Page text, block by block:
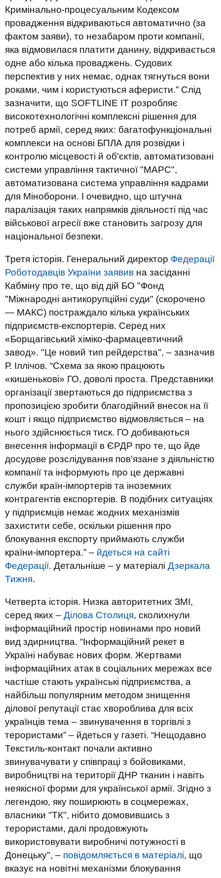
Кримінально-процесуальним Кодексом
провадження відкриваються автоматично (за
фактом заяви), то незабаром проти компанії,
яка відмовилася платити данину, відкривається
одне або кілька проваджень. Судових
перспектив у них немає, однак тягнуться вони
роками, чим і користуються аферисти.” Слід
зазначити, що SOFTLINE IT розробляє
високотехнологічні комплексні рішення для
потреб армії, серед яких: багатофункціональні
комплекси на основі БПЛА для розвідки і
контролю місцевості й об'єктів, автоматизовані
системи управління тактичної "МАРС",
автоматизована система управління кадрами
для Міноборони. І очевидно, що штучна
паралізація таких напрямків діяльності під час
військової агресії вже становить загрозу для
національної безпеки.
Третя історія. Генеральний директор Федерації
Роботодавців України заявив на засіданні
Кабміну про те, що від дій БО "Фонд
"Міжнародні антикорупційні суди" (скорочено
— МАКС) постраждало кілька українських
підприємств-експортерів. Серед них
«Борщагівський хіміко-фармацевтичний
завод». "Це новий тип рейдерства", – зазначив
Р. Іллічов. “Схема за якою працюють
«кишенькові» ГО, доволі проста. Представники
організації звертаються до підприємства з
пропозицією зробити благодійний внесок на її
кошт і якщо підприємство відмовляється – на
нього здійснюється тиск. ГО добиваються
внесення інформації в ЄРДР про те, що йде
досудове розслідування пов'язане з діяльністю
компанії та інформують про це державні
служби країн-імпортерів та іноземних
контрагентів експортерів. В подібних ситуаціях
у підприємців немає жодних механізмів
захистити себе, оскільки рішення про
блокування експорту приймають служби
країни-імпортера.” – йдеться на сайті
Федерації. Детальніше – у матеріалі Дзеркала
Тижня.
Четверта історія. Низка авторитетних ЗМІ,
серед яких – Ділова Столиця, сколихнули
інформаційний простір новинами про новий
вид здирництва. “Інформаційний рекет в
Україні набуває нових форм. Жертвами
інформаційних атак в соціальних мережах все
частіше стають українські підприємства, а
найбільш популярним методом знищення
ділової репутації стає хвороблива для всіх
українців тема – звинувачення в торгівлі з
терористами” – йдеться у газеті. “Нещодавно
Текстиль-контакт почали активно
звинувачувати у співпраці з бойовиками,
виробництві на території ДНР тканин і навіть
неякісної форми для української армії. Згідно з
легендою, яку поширюють в соцмережах,
власники "ТК", нібито домовившись з
терористами, далі продовжують
використовувати виробничі потужності в
Донецьку", – повідомляється в матеріалі, що
вказує на новітні механізми блокування